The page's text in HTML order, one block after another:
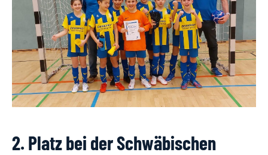
2. Platz bei der Schwäbischen